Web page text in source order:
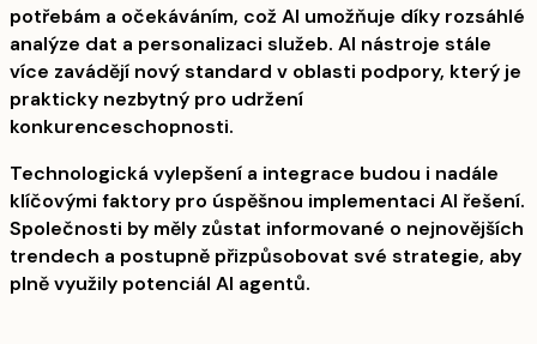
potřebám a očekáváním, což AI umožňuje díky rozsáhlé
analýze dat a personalizaci služeb. AI nástroje stále
více zavádějí nový standard v oblasti podpory, který je
prakticky nezbytný pro udržení
konkurenceschopnosti.
Technologická vylepšení a integrace budou i nadále
klíčovými faktory pro úspěšnou implementaci AI řešení.
Společnosti by měly zůstat informované o nejnovějších
trendech a postupně přizpůsobovat své strategie, aby
plně využily potenciál AI agentů.